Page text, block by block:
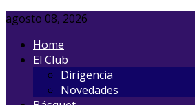
agosto 08, 2026
Home
El Club
Dirigencia
Novedades